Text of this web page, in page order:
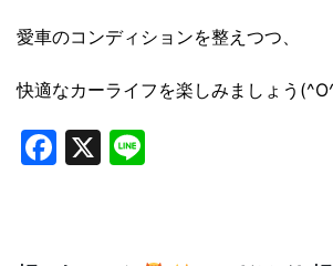
愛車のコンディションを整えつつ、
快適なカーライフを楽しみましょう
Facebook
X